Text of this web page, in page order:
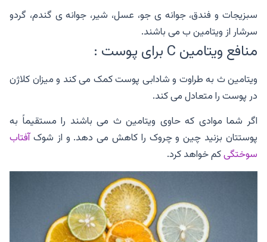
سبزیجات و فندق، جوانه ی جو، عسل، شیر، جوانه ی گندم، گردو
سرشار از ویتامین ب می باشند.
منافع ویتامین C برای پوست :
ویتامین ث به طراوت و شادابی پوست کمک می کند و میزان کلاژن
در پوست را متعادل می کند.
اگر شما موادی که حاوی ویتامین ث می باشند را مستقیماً به
پوستتان بزنید چین و چروک را کاهش می دهد. و از شوکآفتاب
سوختگیکم خواهد کرد.